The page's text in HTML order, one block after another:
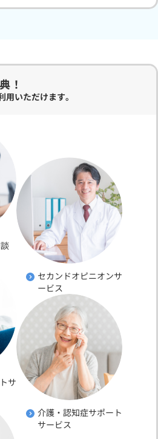
！
いただけます。
セカンドオピニオンサ
ービス
サ
介護・認知症サポート
サービス